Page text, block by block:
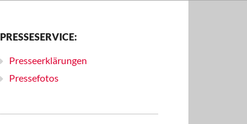
PRESSESERVICE:
Presseerklärungen
Pressefotos